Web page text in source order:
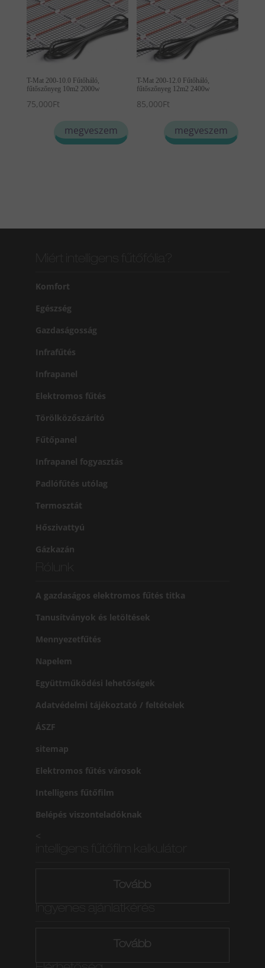
T-Mat 200-10.0 Fűtőháló,
fűtőszőnyeg 10m2 2000w
75,000Ft
megveszem
T-Mat 200-12.0 Fűtőháló,
fűtőszőnyeg 12m2 2400w
85,000Ft
megveszem
Komfort
Egészség
Gazdaságosság
Infrafűtés
Infrapanel
Elektromos fűtés
Törölközőszárító
Fűtőpanel
Infrapanel fogyasztás
Padlófűtés utólag
Termosztát
Hőszivattyú
Gázkazán
A gazdaságos elektromos fűtés titka
Tanusítványok és letöltések
Mennyezetfűtés
Napelem
Együttműködési lehetőségek
Adatvédelmi tájékoztató / feltételek
ÁSZF
sitemap
Elektromos fűtés városok
Intelligens fűtőfilm
Belépés viszonteladóknak
<
Tovább
Tovább